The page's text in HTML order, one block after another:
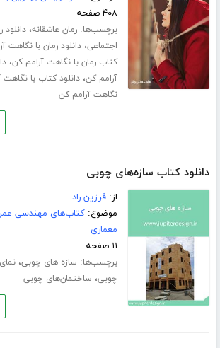
۴۰۸ صفحه
برچسب‌ها:رمان عاشقانه،دانلود
اجتماعی،دانلود رمان با نگاهت
کتاب رمان با نگاهت آرامم کن،
آرامم کن،دانلود کتاب با
نگاهت آرامم کن
دانلود کتاب سازه‌های چوبی
از:فرزین راد
موضوع:کتاب‌های مهندسی
معماری
۱۱ صفحه
برچسب‌ها: سازه های چوبی،
چوبی، ساختمان‌های چوبی